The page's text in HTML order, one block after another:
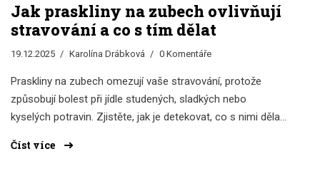
Jak praskliny na zubech ovlivňují
stravování a co s tím dělat
19.12.2025 Karolína Drábková 0 Komentáře
Praskliny na zubech omezují vaše stravování, protože
způsobují bolest při jídle studených, sladkých nebo
kyselých potravin. Zjistěte, jak je detekovat, co s nimi dělat
Číst více